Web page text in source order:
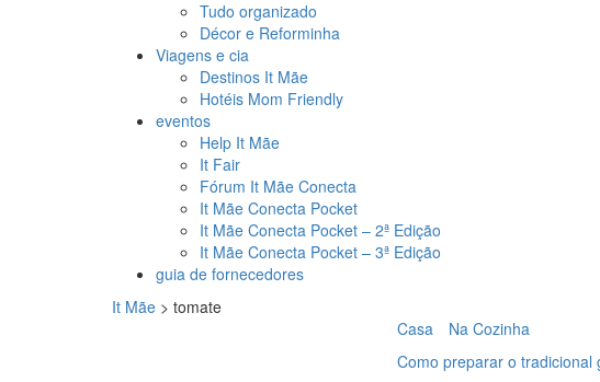
Tudo organizado
Décor e Reforminha
Viagens e cia
Destinos It Mãe
Hotéis Mom Friendly
eventos
Help It Mãe
It Fair
Fórum It Mãe Conecta
It Mãe Conecta Pocket
It Mãe Conecta Pocket – 2ª Edição
It Mãe Conecta Pocket – 3ª Edição
guia de fornecedores
It Mãe > tomate
Casa
Na Cozinha
Como preparar o tradicional